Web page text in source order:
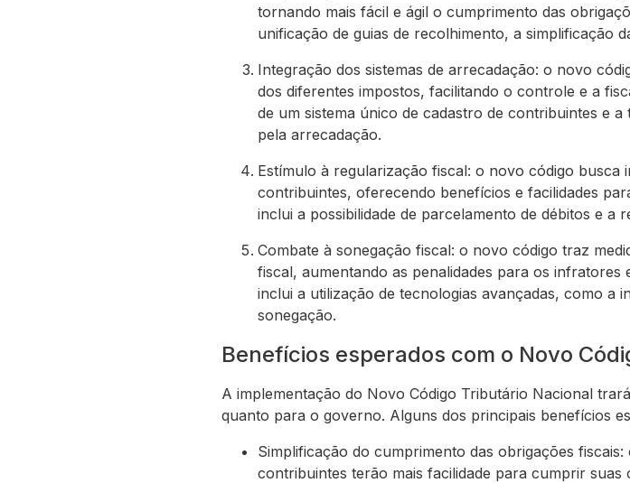
tornando mais fácil e ágil o cumprimento das
unificação de guias de recolhimento, a simplificação
Integração dos sistemas de arrecadação: o novo
dos diferentes impostos, facilitando o controle e a
de um sistema único de cadastro de contribuintes e
pela arrecadação.
Estímulo à regularização fiscal: o novo código
contribuintes, oferecendo benefícios e facilidades
inclui a possibilidade de parcelamento de débitos e a
Combate à sonegação fiscal: o novo código traz
fiscal, aumentando as penalidades para os
inclui a utilização de tecnologias avançadas, como a
sonegação.
Benefícios esperados com o Novo
A implementação do Novo Código Tributário Nacional
quanto para o governo. Alguns dos principais benefícios
Simplificação do cumprimento das obrigações
contribuintes terão mais facilidade para cumprir